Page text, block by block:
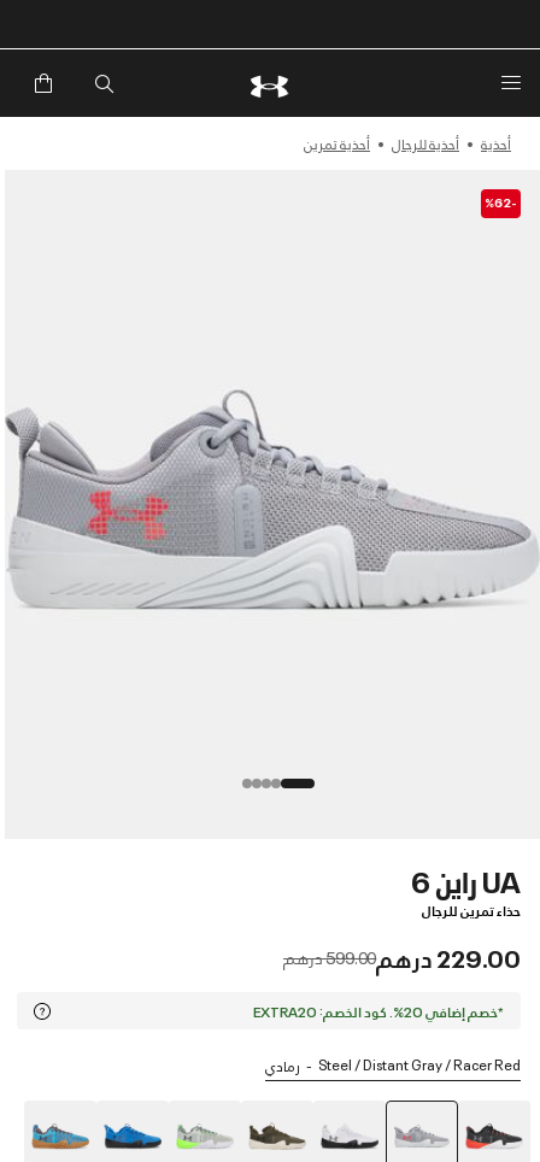
أحذية أحذية للرجال أحذية تمرين
-%62
UA راين 6
حذاء تمرين للرجال
229.00 درهم Price reduced from
599.00 درهم to
*خصم إضافي 20%. كود الخصم: EXTRA20
Steel / Distant Gray / Racer Red رمادي